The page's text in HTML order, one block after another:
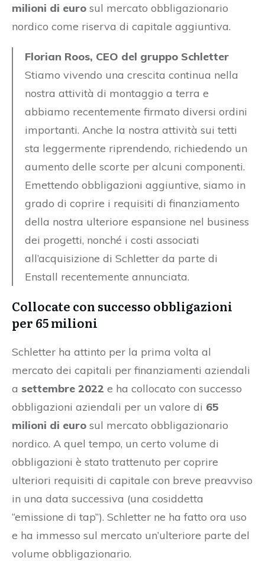
milioni di euro sul mercato obbligazionario
nordico come riserva di capitale aggiuntiva.
Florian Roos, CEO del gruppo Schletter
Stiamo vivendo una crescita continua nella
nostra attività di montaggio a terra e
abbiamo recentemente firmato diversi ordini
importanti. Anche la nostra attività sui tetti
sta leggermente riprendendo, richiedendo un
aumento delle scorte per alcuni componenti.
Emettendo obbligazioni aggiuntive, siamo in
grado di coprire i requisiti di finanziamento
della nostra ulteriore espansione nel business
dei progetti, nonché i costi associati
all’acquisizione di Schletter da parte di
Enstall recentemente annunciata.
Collocate con successo obbligazioni
per 65 milioni
Schletter ha attinto per la prima volta al
mercato dei capitali per finanziamenti aziendali
a settembre 2022 e ha collocato con successo
obbligazioni aziendali per un valore di 65
milioni di euro sul mercato obbligazionario
nordico. A quel tempo, un certo volume di
obbligazioni è stato trattenuto per coprire
ulteriori requisiti di capitale con breve preavviso
in una data successiva (una cosiddetta
“emissione di tap”). Schletter ne ha fatto ora uso
e ha immesso sul mercato un’ulteriore parte del
volume obbligazionario.